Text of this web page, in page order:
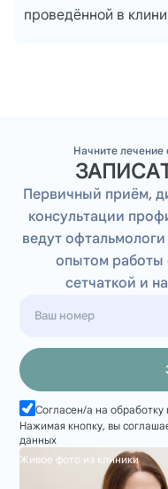
проведённой в
Начните лечение
Первичный приём,
консультации
ведут
опытом работы
сетчаткой и
Согласен/а на
Нажимая кнопку, вы
данных
Живое фото из клиники